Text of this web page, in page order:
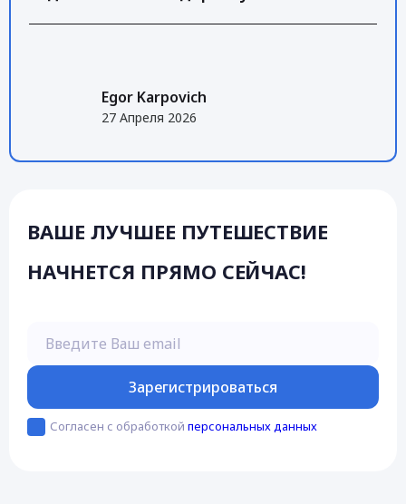
Egor Karpovich
27 Апреля 2026
ВАШЕ ЛУЧШЕЕ ПУТЕШЕСТВИЕ
НАЧНЕТСЯ ПРЯМО СЕЙЧАС!
Зарегистрироваться
Согласен с обработкой персональных данных